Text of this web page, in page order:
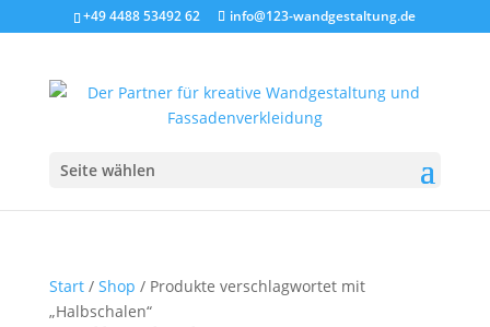
+49 4488 53492 62 info@123-wandgestaltung.de
Seite wählen
Start/ Shop / Produkte verschlagwortet mit
„Halbschalen“